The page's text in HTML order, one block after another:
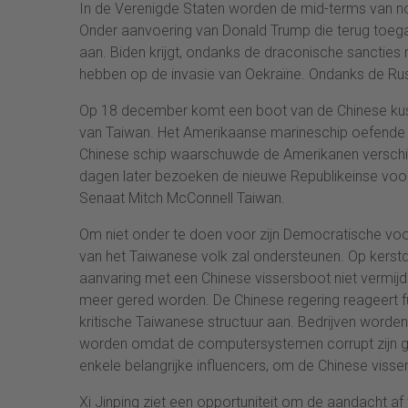
In de Verenigde Staten worden de mid-terms van
Onder aanvoering van Donald Trump die terug
aan. Biden krijgt, ondanks de draconische
hebben op de invasie van Oekraïne. Ondanks de
Op 18 december komt een boot van de Chinese
van Taiwan. Het Amerikaanse marineschip
Chinese schip waarschuwde de Amerikanen
dagen later bezoeken de nieuwe Republikeinse
Senaat Mitch McConnell Taiwan.
Om niet onder te doen voor zijn Democratische
van het Taiwanese volk zal ondersteunen. Op
aanvaring met een Chinese vissersboot niet
meer gered worden. De Chinese regering reageert
kritische Taiwanese structuur aan. Bedrijven
worden omdat de computersystemen corrupt zijn
enkele belangrijke influencers, om de Chinese
Xi Jinping ziet een opportuniteit om de aandacht